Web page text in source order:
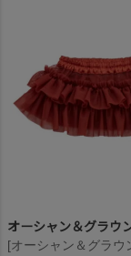
オーシャン＆グラウ